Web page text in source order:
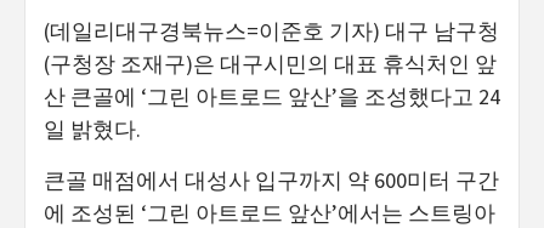
(데일리대구경북뉴스=이준호 기자) 대구 남구청
(구청장 조재구)은 대구시민의 대표 휴식처인 앞
산 큰골에 ‘그린 아트로드 앞산’을 조성했다고 24
일 밝혔다.
큰골 매점에서 대성사 입구까지 약 600미터 구간
에 조성된 ‘그린 아트로드 앞산’에서는 스트링아